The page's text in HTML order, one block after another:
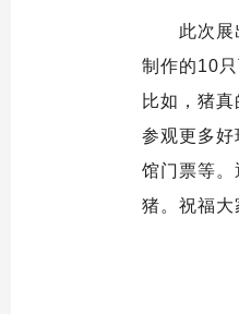
此次展出
制作的10
比如，猪
参观更多好
馆门票等
猪。祝福大